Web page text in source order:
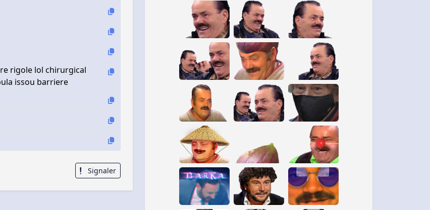
rigole lol chirurgical
issou barriere
Signaler